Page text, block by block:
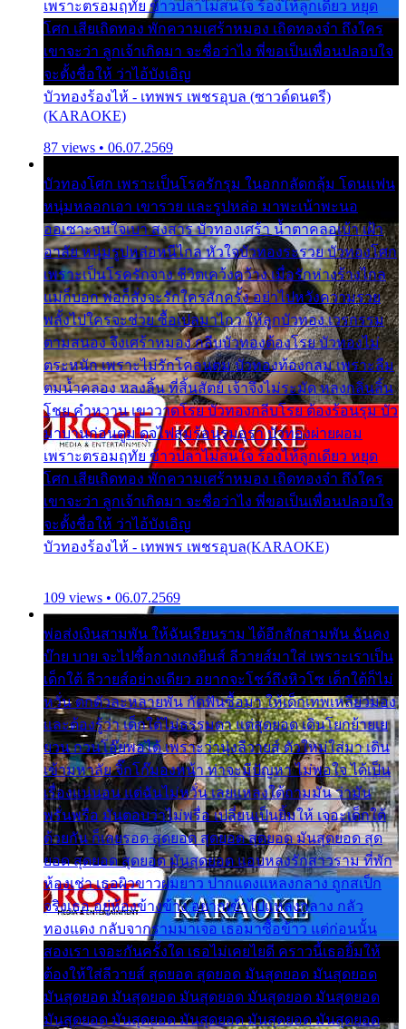
เพราะตรอมฤทัย ข้าวปลาไม่สนใจ ร้องไห้ลูกเดียว หยุด
โศก เสียเถิดทอง พักความเศร้าหมอง เถิดทองจ๋า ถึงใคร
เขาจะว่า ลูกเจ้าเกิดมา จะชื่อว่าไง พี่ขอเป็นเพื่อนปลอบใจ
จะตั้งชื่อให้ ว่าไอ้บังเอิญ
บัวทองร้องไห้ - เทพพร เพชรอุบล (ซาวด์ดนตรี)
(KARAOKE)
87 views • 06.07.2569
บัวทองโศก เพราะเป็นโรครักรุม ในอกกลัดกลุ้ม โดนแฟน
หนุ่มหลอกเอา เขารวย และรูปหล่อ มาพะเน้าพะนอ
ออเซาะจนใจเบา สงสาร บัวทองเศร้า น้ำตาคลอเบ้า เฝ้า
อาลัย หนุ่มรูปหล่อหนีไกล หัวใจบัวทองระรวย บัวทองโศก
เพราะเป็นโรครักจาง ชีวิตเคว้งคว้าง เมื่อรักห่างร้างไกล
แม่ก็บอก พ่อก็สั่งจะรักใครสักครั้ง อย่าไปหวังความรวย
พลั้งไปใครจะช่วย ซื้อเปลมาไกว ให้ลูกบัวทอง เวรกรรม
ตามสนอง จึงเศร้าหมอง กลีบบัวทองต้องโรย บัวทองไม่
ตระหนัก เพราะไม่รักโคลนตม บัวทองท้องกลม เพราะลืม
ตมน้ำคลอง หลงลิ้น ที่สิ้นสัตย์ เจ้าจึงไม่ระมัด หลงกลิ่นลิ้น
โชย คำหวาน เขาวาดโรย บัวทองกลีบโรย ต้องร้อนรุม บัว
มาบานก่อนตูม ดุจไฟสุมร้อนรุมอุรา บัวทองผ่ายผอม
เพราะตรอมฤทัย ข้าวปลาไม่สนใจ ร้องไห้ลูกเดียว หยุด
โศก เสียเถิดทอง พักความเศร้าหมอง เถิดทองจ๋า ถึงใคร
เขาจะว่า ลูกเจ้าเกิดมา จะชื่อว่าไง พี่ขอเป็นเพื่อนปลอบใจ
จะตั้งชื่อให้ ว่าไอ้บังเอิญ
บัวทองร้องไห้ - เทพพร เพชรอุบล(KARAOKE)
109 views • 06.07.2569
พ่อส่งเงินสามพัน ให้ฉันเรียนราม ได้อีกสักสามพัน ฉันคง
บ๊าย บาย จะไปซื้อกางเกงยีนส์ ลีวายส์มาใส่ เพราะเราเป็น
เด็กใต้ ลีวายส์อย่างเดียว อยากจะโชว์ถึงหิวโซ เด็กใต้ก็ไม่
หวั่น ตกตัวละหลายพัน กัดฟันซื้อมา ให้เด็กเทพเหลียวมอง
และต้องรู้ว่า เด็กใต้ไม่ธรรมดา แต่สุดยอด เดินโยกย้ายเย
ยวน กวนโอ๊ยพอได้ เพราะว่านุ่งลีวายส์ ตัวใหม่ใส่มา เดิน
เข้ามหาลัย จิ๊กโก๊มองหน้า ท่าจะมีปัญหา ไม่พอใจ ได้เป็น
เรื่องแน่นอน แต่ฉันไม่หวั่น เลยแหลงใต้ถามมัน ว่ามัน
พรั่นพรือ มันตอบว่าไม่พรื่อ เปลี่ยนเป็นยิ้มให้ เจอะเด็กใต้
ด้วยกัน ก็เลยรอด สุดยอด สุดยอด สุดยอด มันสุดยอด สุด
ยอด สุดยอด สุดยอด มันสุดยอด แอบหลงรักสาวราม ที่พัก
ห้องเช่า เธอผิวขาวผมยาว ปากแดงแหลงกลาง ถูกสเป็ก
จริงเธอ อยู่ห้องข้างข้าง อยากเข้าไปแหลงกลาง กลัว
ทองแดง กลับจากรามมาเจอ เธอมาซื้อข้าว แต่ก่อนนั้น
สองเรา เจอะกันครั้งใด เธอไม่เคยไยดี คราวนี้เธอยิ้มให้
ต้องให้ใส่ลีวายส์ สุดยอด สุดยอด มันสุดยอด มันสุดยอด
มันสุดยอด มันสุดยอด มันสุดยอด มันสุดยอด มันสุดยอด
มันสุดยอด มันสุดยอด มันสุดยอด มันสุดยอด มันสุดยอด